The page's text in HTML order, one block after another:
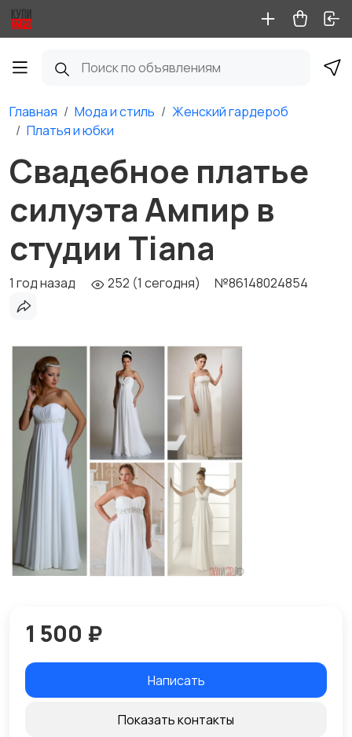
Главная Мода и стиль
Женский гардероб
Платья и юбки
Свадебное платье
силуэта Ампир в
студии Tiana
1 год назад 252 (1 сегодня) №86148024854
1 500 ₽
Написать
Показать контакты